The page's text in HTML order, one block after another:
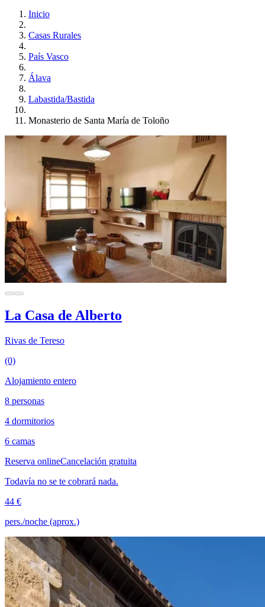
Inicio
Casas Rurales
País Vasco
Álava
Labastida/Bastida
Monasterio de Santa María de Toloño
La Casa de Alberto
Rivas de Tereso
(0)
Alojamiento entero
8 personas
4 dormitorios
6 camas
Reserva onlineCancelación gratuita
Todavía no se te cobrará nada.
44 €
pers./noche (aprox.)